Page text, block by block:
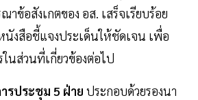
าข้อสังเกตของ อส. เสร็จเรียบร้อย
งสือชี้แจงประเด็นให้ชัดเจน เพื่อ
นส่วนที่เกี่ยวข้องต่อไป
รประชุม 5 ฝ่าย ประกอบด้วยรองนา